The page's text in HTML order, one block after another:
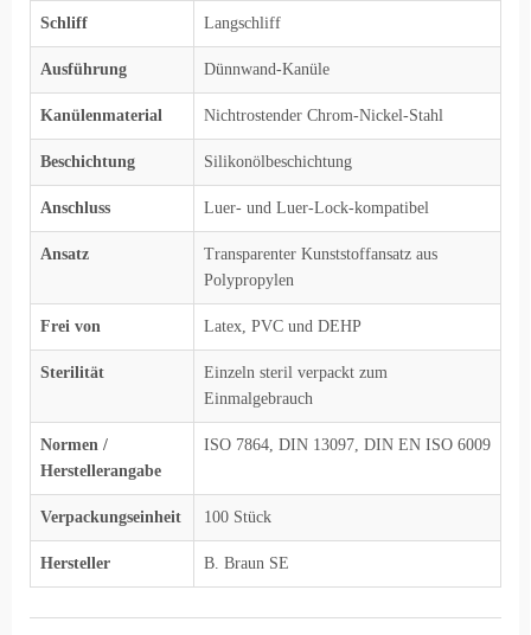
Schliff Langschliff
Ausführung Dünnwand-Kanüle
Kanülenmaterial Nichtrostender Chrom-Nickel-Stahl
Beschichtung Silikonölbeschichtung
Anschluss Luer- und Luer-Lock-kompatibel
Ansatz
Transparenter Kunststoffansatz aus
Polypropylen
Frei von Latex, PVC und DEHP
Sterilität
Einzeln steril verpackt zum
Einmalgebrauch
Normen /
Herstellerangabe
ISO 7864, DIN 13097, DIN EN ISO 6009
Verpackungseinheit 100 Stück
Hersteller B. Braun SE